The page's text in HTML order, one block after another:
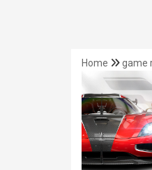
Home game